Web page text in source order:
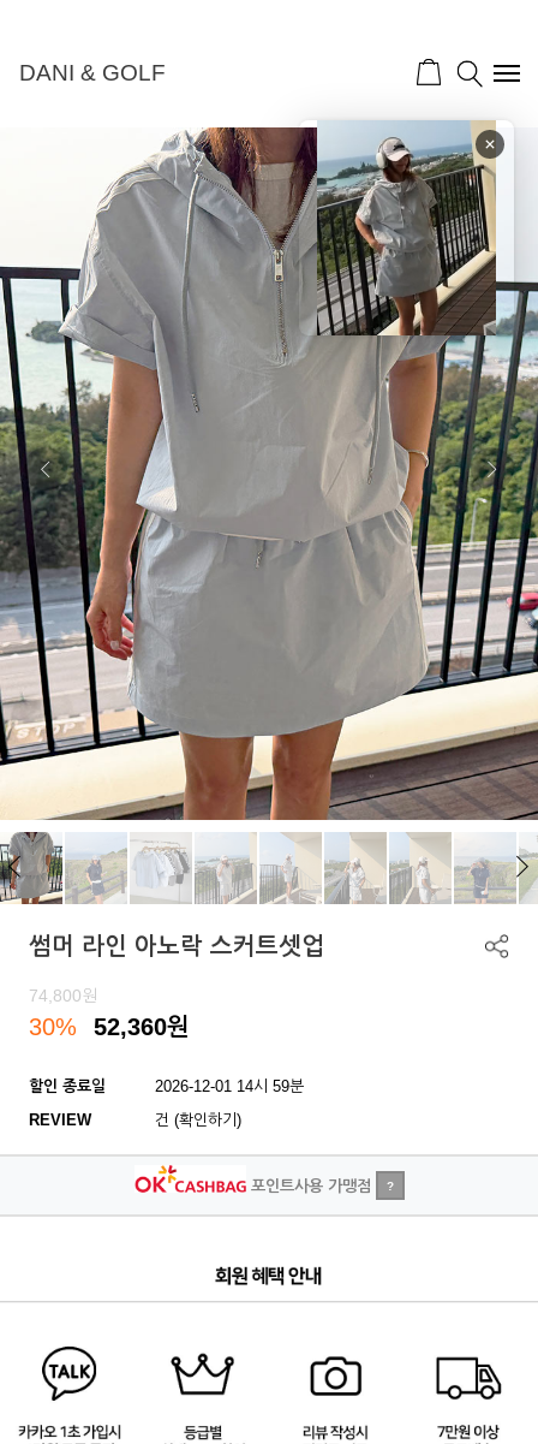
DANI & GOLF
썸머 라인 아노락 스커트셋업
74,800원
30% 52,360원
할인 종료일
2026-12-01 14시 59분
REVIEW
건 (확인하기)
포인트사용 가맹점 ?